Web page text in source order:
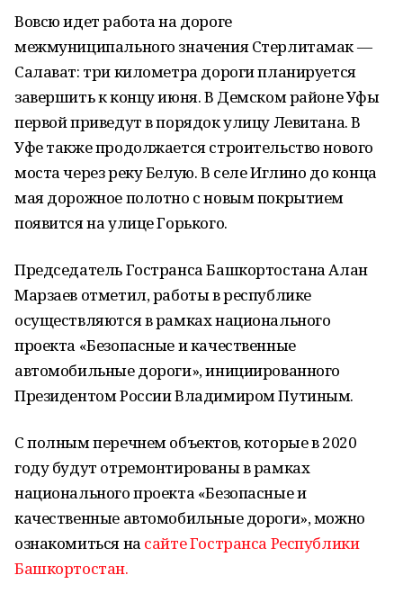
Вовсю идет работа на дороге
межмуниципального значения Стерлитамак —
Салават: три километра дороги планируется
завершить к концу июня. В Демском районе Уфы
первой приведут в порядок улицу Левитана. В
Уфе также продолжается строительство нового
моста через реку Белую. В селе Иглино до конца
мая дорожное полотно с новым покрытием
появится на улице Горького.
Председатель Гостранса Башкортостана Алан
Марзаев отметил, работы в республике
осуществляются в рамках национального
проекта «Безопасные и качественные
автомобильные дороги», инициированного
Президентом России Владимиром Путиным.
С полным перечнем объектов, которые в 2020
году будут отремонтированы в рамках
национального проекта «Безопасные и
качественные автомобильные дороги», можно
ознакомиться на сайте Гостранса Республики
Башкортостан.